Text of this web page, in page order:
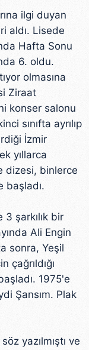
ilgi duyan
aldı. Lisede
Hafta Sonu
6. oldu.
olmasına
Ziraat
konser salonu
sınıfta ayrılıp
İzmir
yıllarca
dizesi, binlerce
başladı.
3 şarkılık bir
Ali Engin
sonra, Yeşil
çağrıldığı
1975'e
Şansım. Plak
yazılmıştı ve